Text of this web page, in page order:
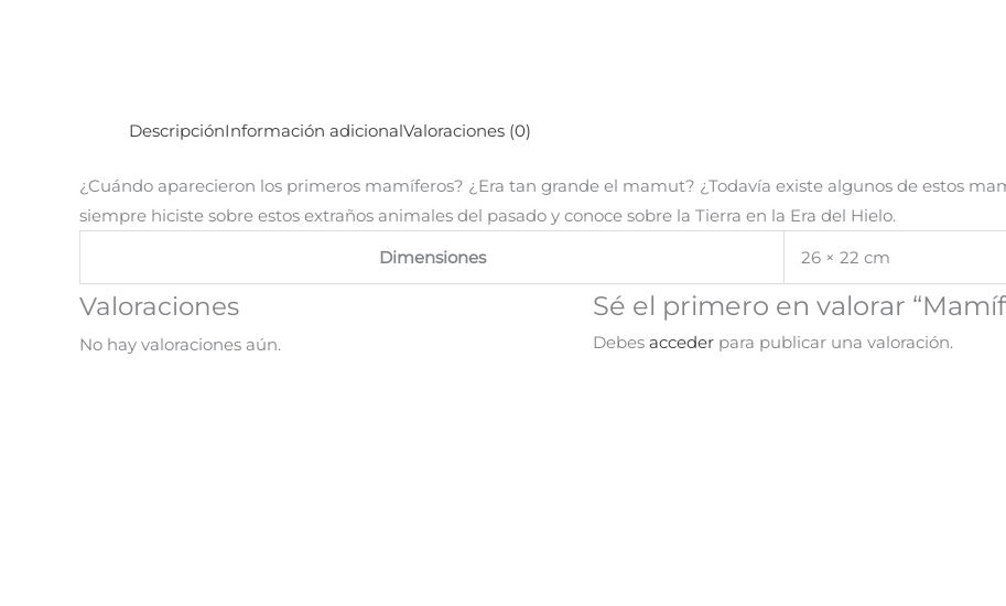
DescripciónInformación adicionalValoraciones (0)
¿Cuándo aparecieron los primeros mamíferos? ¿Era tan grande el mamut? ¿Todavía existe algunos de estos
siempre hiciste sobre estos extraños animales del pasado y conoce sobre la Tierra en la Era del Hielo.
Dimensiones
26 × 22 cm
Valoraciones
No hay valoraciones aún.
Sé el primero en valorar
Debes acceder para publicar una valoración.